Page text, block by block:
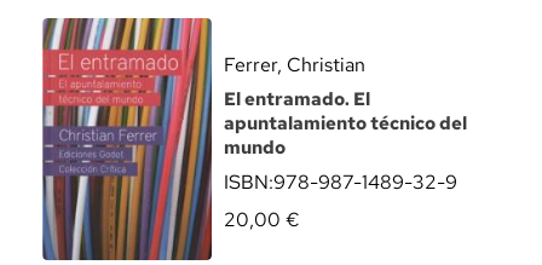
Ferrer, Christian
El entramado. El
apuntalamiento técnico del
mundo
ISBN:978-987-1489-32-9
20,00 €